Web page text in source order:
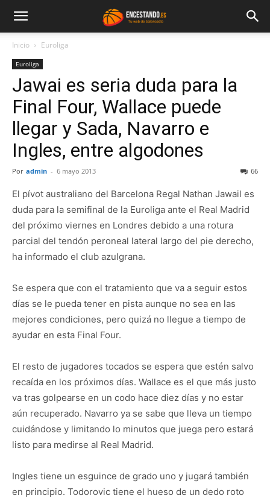
Inicio Euroliga
Euroliga
Jawai es seria duda para la
Final Four, Wallace puede
llegar y Sada, Navarro e
Ingles, entre algodones
Por admin - 6 mayo 2013 66
El pívot australiano del Barcelona Regal Nathan Jawail es
duda para la semifinal de la Euroliga ante el Real Madrid
del próximo viernes en Londres debido a una rotura
parcial del tendón peroneal lateral largo del pie derecho,
ha informado el club azulgrana.
Se espera que con el tratamiento que va a seguir estos
días se le pueda tener en pista aunque no sea en las
mejores condiciones, pero quizá no llegue a tiempo de
ayudar en esta Final Four.
El resto de jugadores tocados se espera que estén salvo
recaída en los próximos días. Wallace es el que más justo
va tras golpearse en un codo hace diez días y no estar
aún recuperado. Navarro ya se sabe que lleva un tiempo
cuidándose y limitando lo minutos que juega pero estará
listo para medirse al Real Madrid.
Ingles tiene un esguince de grado uno y jugará también
en principio. Todorovic tiene el hueso de un dedo roto